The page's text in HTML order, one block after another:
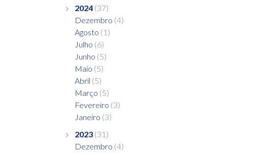
2024 (37)
Dezembro (4)
Agosto (1)
Julho (6)
Junho (5)
Maio (5)
Abril (5)
Março (5)
Fevereiro (3)
Janeiro (3)
2023 (31)
Dezembro (4)